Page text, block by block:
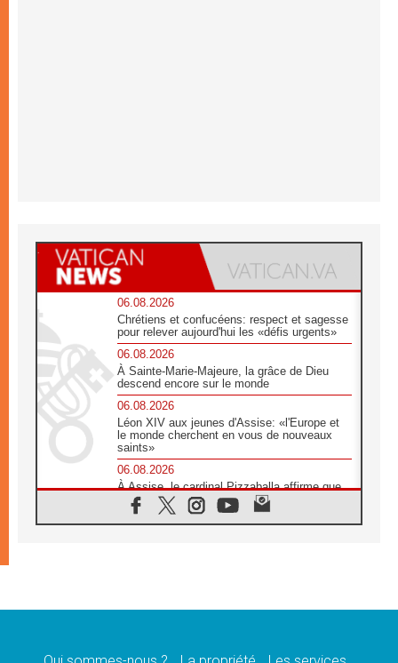
06.08.2026
Chrétiens et confucéens: respect et sagesse
pour relever aujourd'hui les «défis urgents»
06.08.2026
À Sainte-Marie-Majeure, la grâce de Dieu
descend encore sur le monde
06.08.2026
Léon XIV aux jeunes d'Assise: «l'Europe et
le monde cherchent en vous de nouveaux
saints»
06.08.2026
À Assise, le cardinal Pizzaballa affirme que
«les chrétiens veulent la paix»
06.08.2026
message de paix et de dignité humaine»